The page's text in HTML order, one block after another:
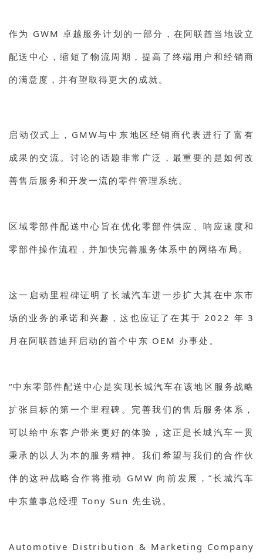
作为 GWM 卓越服务计划的一部分，在阿联酋当地设立
配送中心，缩短了物流周期，提高了终端用户和经销商
的满意度，并有望取得更大的成就。
启动仪式上，GMW与中东地区经销商代表进行了富有
成果的交流。讨论的话题非常广泛，最重要的是如何改
善售后服务和开发一流的零件管理系统。
区域零部件配送中心旨在优化零部件供应、响应速度和
零部件操作流程，并加快完善服务体系中的网络布局。
这一启动里程碑证明了长城汽车进一步扩大其在中东市
场的业务的承诺和兴趣，这也应证了在其于 2022 年 3
月在阿联酋迪拜启动的首个中东 OEM 办事处。
“中东零部件配送中心是实现长城汽车在该地区服务战略
扩张目标的第一个里程碑。完善我们的售后服务体系，
可以给中东客户带来更好的体验，这正是长城汽车一贯
秉承的以人为本的服务精神。我们希望与我们的合作伙
伴的这种战略合作将推动 GMW 向前发展，”长城汽车
中东董事总经理 Tony Sun 先生说。
Automotive Distribution & Marketing Company